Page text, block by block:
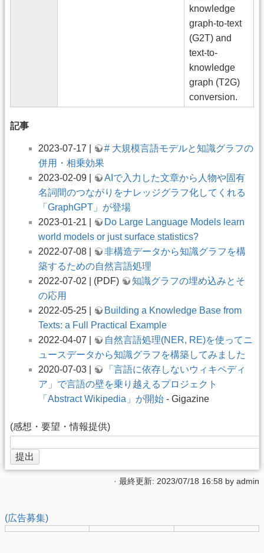
knowledge
graph-to-text
(G2T) and
text-to-
knowledge
graph (T2G)
conversion.
記事
2023-07-17 |
# 大規模言語モデルと知識グラフの
併用・相乗効果
2023-02-09 |
AIで入力した文章から人物や固有
名詞間のつながりをナレッジグラフ化してくれる
「GraphGPT」が登場
2023-01-21 |
Do Large Language Models learn
world models or just surface statistics?
2022-07-08 |
非構造データから知識グラフを構
築するための自然言語処理
2022-07-02 | (PDF)
知識グラフの埋め込みとそ
の応用
2022-05-25 |
Building a Knowledge Base from
Texts: a Full Practical Example
2022-04-07 |
自然言語処理(NER, RE)を使ってニ
ュースデータから知識グラフを構築してみました
2020-07-03 |
「言語に依存しないウィキペディ
ア」で言語の壁を乗り越えるプロジェクト
「Abstract Wikipedia」が開始 - Gigazine
(感想・要望・情報提供)
· 最終更新: 2023/07/18 16:58 by admin
(広告募集)